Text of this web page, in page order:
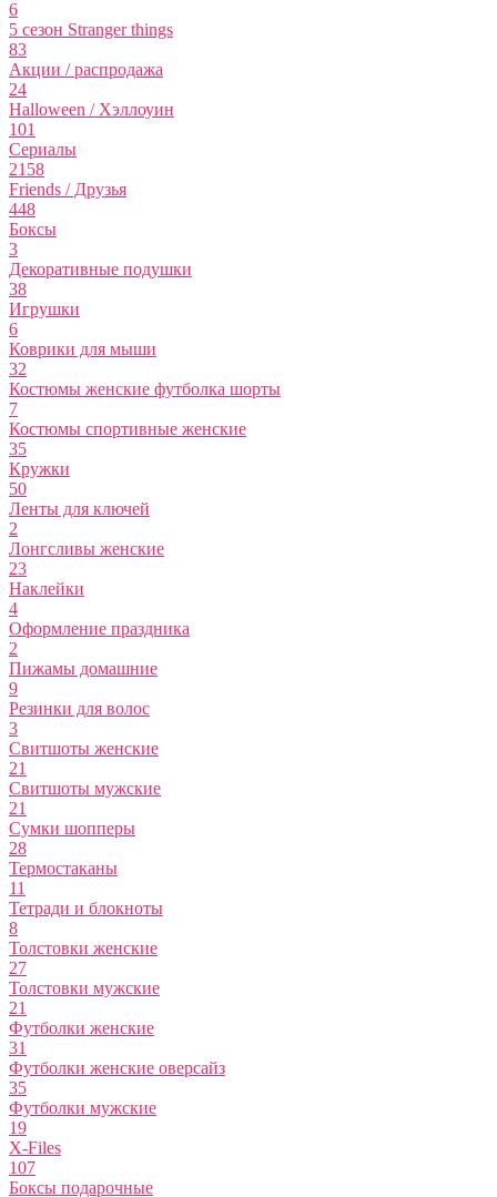
6
5 сезон Stranger things
83
Акции / распродажа
24
Halloween / Хэллоуин
101
Сериалы
2158
Friends / Друзья
448
Боксы
3
Декоративные подушки
38
Игрушки
6
Коврики для мыши
32
Костюмы женские футболка шорты
7
Костюмы спортивные женские
35
Кружки
50
Ленты для ключей
2
Лонгсливы женские
23
Наклейки
4
Оформление праздника
2
Пижамы домашние
9
Резинки для волос
3
Свитшоты женские
21
Свитшоты мужские
21
Сумки шопперы
28
Термостаканы
11
Тетради и блокноты
8
Толстовки женские
27
Толстовки мужские
21
Футболки женские
31
Футболки женские оверсайз
35
Футболки мужские
19
X-Files
107
Боксы подарочные